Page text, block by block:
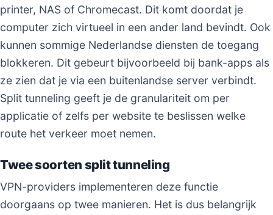
printer, NAS of Chromecast. Dit komt doordat je
computer zich virtueel in een ander land bevindt. Ook
kunnen sommige Nederlandse diensten de toegang
blokkeren. Dit gebeurt bijvoorbeeld bij bank-apps als
ze zien dat je via een buitenlandse server verbindt.
Split tunneling geeft je de granulariteit om per
applicatie of zelfs per website te beslissen welke
route het verkeer moet nemen.
Twee soorten split tunneling
VPN-providers implementeren deze functie
doorgaans op twee manieren. Het is dus belangrijk